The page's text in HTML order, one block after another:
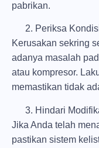
pabrikan.
Periksa
Kerusakan sekring
adanya masalah
atau kompresor.
memastikan tidak
Hindari
Jika Anda telah
pastikan sistem